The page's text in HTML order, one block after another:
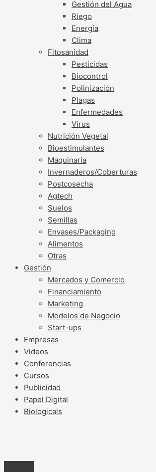
Gestión del Agua
Riego
Energía
Clima
Fitosanidad
Pesticidas
Biocontrol
Polinización
Plagas
Enfermedades
Virus
Nutrición Vegetal
Bioestimulantes
Maquinaria
Invernaderos/Coberturas
Postcosecha
Agtech
Suelos
Semillas
Envases/Packaging
Alimentos
Otras
Gestión
Mercados y Comercio
Financiamiento
Marketing
Modelos de Negocio
Start-ups
Empresas
Videos
Conferencias
Cursos
Publicidad
Papel Digital
Biologicals